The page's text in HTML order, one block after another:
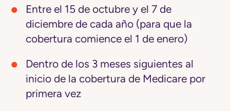
Entre el 15 de octubre y el 7 de
diciembre de cada año (para que la
cobertura comience el 1 de enero)
Dentro de los 3 meses siguientes al
inicio de la cobertura de Medicare por
primera vez